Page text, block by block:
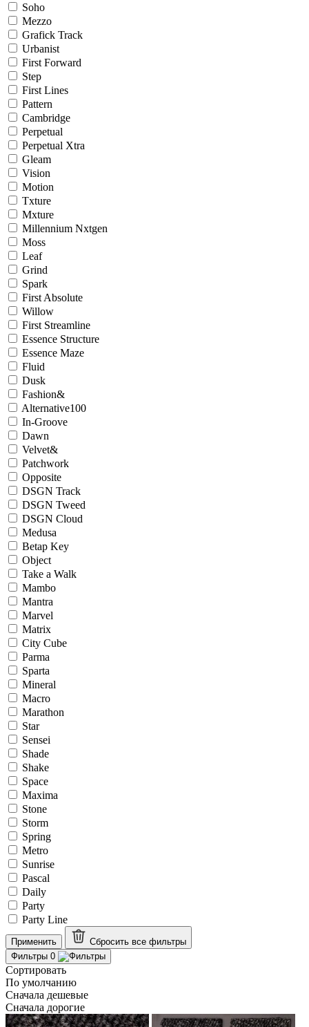
Soho
Mezzo
Grafick Track
Urbanist
First Forward
Step
First Lines
Pattern
Cambridge
Perpetual
Perpetual Xtra
Gleam
Vision
Motion
Txture
Mxture
Millennium Nxtgen
Moss
Leaf
Grind
Spark
First Absolute
Willow
First Streamline
Essence Structure
Essence Maze
Fluid
Dusk
Fashion&
Alternative100
In-Groove
Dawn
Velvet&
Patchwork
Opposite
DSGN Track
DSGN Tweed
DSGN Cloud
Medusa
Betap Key
Object
Take a Walk
Mambo
Mantra
Marvel
Matrix
City Cube
Parma
Sparta
Mineral
Macro
Marathon
Star
Sensei
Shade
Shake
Space
Maxima
Stone
Storm
Spring
Metro
Sunrise
Pascal
Daily
Party
Party Line
Применить Сбросить все фильтры
Фильтры 0
Сортировать
По умолчанию
Сначала дешевые
Сначала дорогие